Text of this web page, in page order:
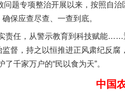
专项整治开展以来，按照自治
保应查尽查、一查到底。
任，从警示教育到科技赋能……
督，持之以恒推进正风肃纪反
千家万户的“民以食为天”。
中国
产品抗生素超标问题”